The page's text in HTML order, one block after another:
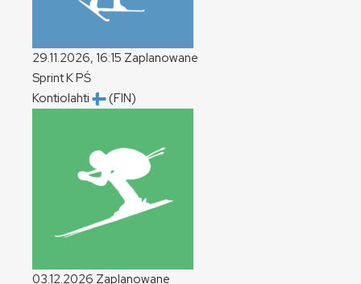
29.11.2026, 16:15 Zaplanowane
SprintKPŚ
Kontiolahti
(FIN)
03.12.2026 Zaplanowane